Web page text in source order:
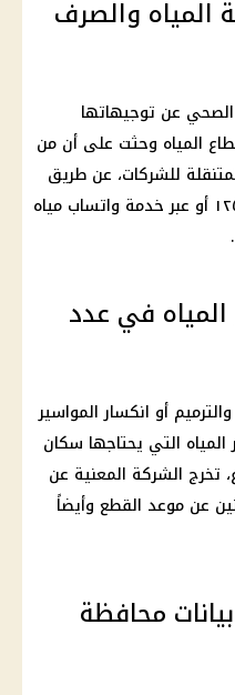
والصرف
عن توجيهاتها
المياه وحثت على أن من
للشركات، عن طريق
التواصل مع الشركة عبر أرقامها: ١٢٥ أو عبر خدمة واتساب مياه
المياه في عدد
أو انكسار المواسير
التي يحتاجها سكان
تخرج الشركة المعنية عن
عن موعد القطع وأيضاً
محافظة